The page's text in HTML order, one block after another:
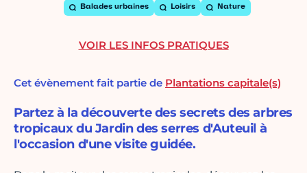
Balades urbaines Loisirs Nature
Cet évènement fait partie de Plantations capitale(s)
Partez à la découverte des secrets des arbres
tropicaux du Jardin des serres d'Auteuil à
l'occasion d'une visite guidée.
VOIR LES INFOS PRATIQUES